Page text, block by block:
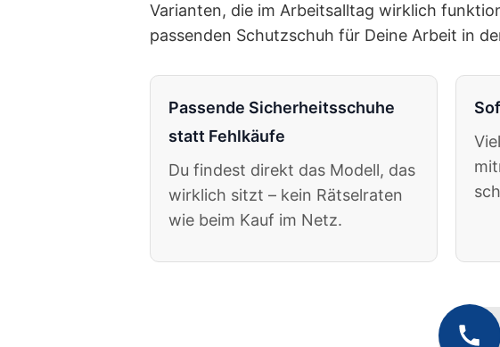
Varianten, die im Arbeitsalltag wirklich
passenden Schutzschuh für Deine Arbeit in
Passende Sicherheitsschuhe
statt Fehlkäufe
Du findest direkt das Modell, das
wirklich sitzt – kein Rätselraten
wie beim Kauf im Netz.